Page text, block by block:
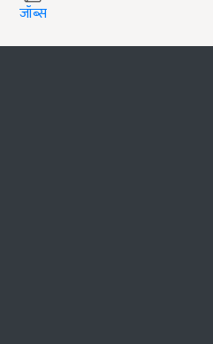
जॉब्स